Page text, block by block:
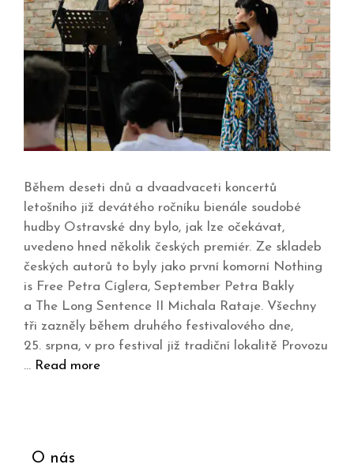
Během deseti dnů a dvaadvaceti koncertů
letošního již devátého ročníku bienále soudobé
hudby Ostravské dny bylo, jak lze očekávat,
uvedeno hned několik českých premiér. Ze skladeb
českých autorů to byly jako první komorní Nothing
is Free Petra Cíglera, September Petra Bakly
a The Long Sentence II Michala Rataje. Všechny
tři zazněly během druhého festivalového dne,
25. srpna, v pro festival již tradiční lokalitě Provozu
… Read more
O nás